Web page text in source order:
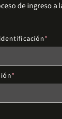
de ingreso a